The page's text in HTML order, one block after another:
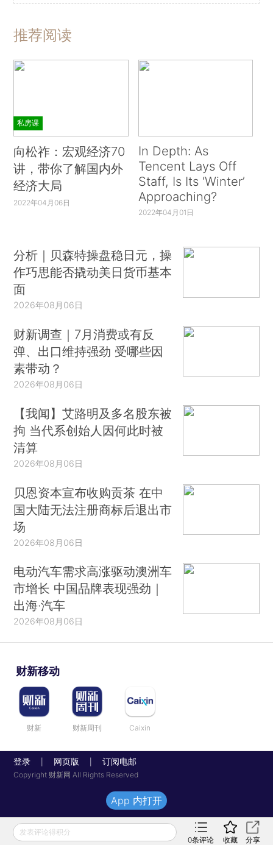
推荐阅读
私房课
向松祚：宏观经济70
讲，带你了解国内外
经济大局
2022年04月06日
In Depth: As
Tencent Lays Off
Staff, Is Its ‘Winter’
Approaching?
2022年04月01日
分析｜贝森特操盘稳日元，操
作巧思能否撬动美日货币基本
面
2026年08月06日
财新调查｜7月消费或有反
弹、出口维持强劲 受哪些因
素带动？
2026年08月06日
【我闻】艾路明及多名股东被
拘 当代系创始人因何此时被
清算
2026年08月06日
贝恩资本宣布收购贡茶 在中
国大陆无法注册商标后退出市
场
2026年08月06日
电动汽车需求高涨驱动澳洲车
市增长 中国品牌表现强劲｜
出海·汽车
2026年08月06日
财新移动
财新 财新周刊 Caixin
登录 网页版 订阅电邮
Copyright 财新网 All Rights Reserved
发表评论得积分
0条评论 收藏 分享
App 内打开